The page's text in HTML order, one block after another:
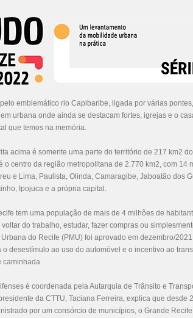
emblemático rio Capibaribe, ligada por várias
urbana onde ainda se destacam fortes, igrejas e o
que temos na memória.
acima é somente uma parte do território de 217 km2
o centro da região metropolitana de 2.770 km2, com 14
e Lima, Paulista, Olinda, Camaragibe, Jaboatão dos
Ipojuca e a própria capital.
tem uma população de mais de 4 milhões de
do trabalho, estudar, fazer compras ou
do Recife (PMU) foi aprovado em dezembro/
desestímulo ao uso do automóvel e o incentivo ao
caminhada.
é coordenada pela Autarquia de Trânsito e
da CTTU, Taciana Ferreira, explica que desde
por um consórcio de municípios, o Grande